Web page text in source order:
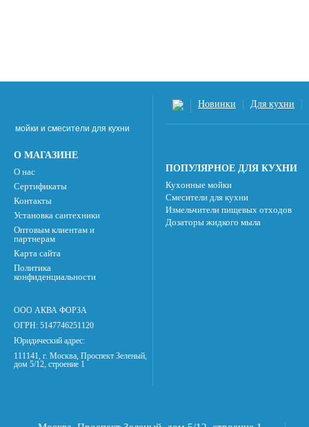
мойки и смесители для кухни
О МАГАЗИНЕ
О нас
Сертификаты
Контакты
Установка сантехники
Оптовым клиентам и
партнерам
Карта сайта
Политика
конфиденциальности
ООО АКВА ФОРЗА
ОГРН: 5147746251120
Юридический адрес:
111141, г. Москва, Проспект Зеленый,
дом 5/12, строение 1
Новинки Для кухни
ПОПУЛЯРНОЕ ДЛЯ КУХНИ
Кухонные мойки
Смесители для кухни
Измельчители пищевых отходов
Дозаторы жидкого мыла